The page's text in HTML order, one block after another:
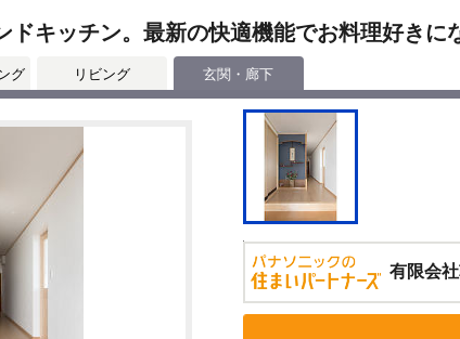
ドキッチン。最新の快適機能でお料理好きに
グ リビング 玄関・廊下
有限会